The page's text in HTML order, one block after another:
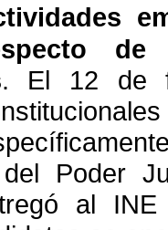
de
. El 12 de
del Poder
al
INE